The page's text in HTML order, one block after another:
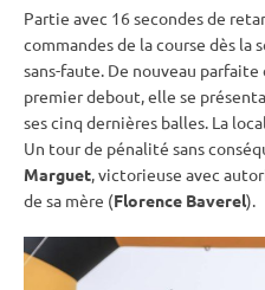
Partie avec 16 secondes de
commandes de la course dès la
sans-faute. De nouveau
premierdebout, elle se
ses cinq dernières balles. La
Un tour de pénalité sans
Marguet, victorieuse avec
de sa mère (Florence Baverel).